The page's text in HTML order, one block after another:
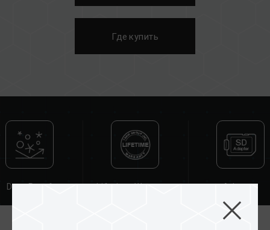
Где купить
Dust Proof Lifetime Warranty Adapter